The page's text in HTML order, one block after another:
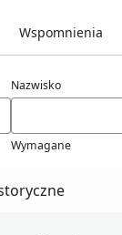
Wspomnienia
Nazwisko
Wymagane